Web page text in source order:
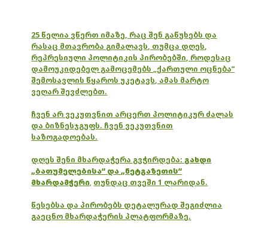
25 წელია ვწერთ იმაზე, რაც შენ გაწუხებს და
რასაც მთავრობა გიმალავს, თუმცა დღეს,
რეპრესიული პოლიტიკის პირობებში, როდესაც
დამოუკიდებელ გამოცემებს „ქართული ოცნება“
შემოსავლის წყაროს უკეტავს, ამას მარტო
ვეღარ შევძლებთ.
ჩვენ არ ვეკუთვნით არცერთ პოლიტიკურ ძალას
და ბიზნესჯგუფს. ჩვენ ვეკუთვნით
საზოგადოებას.
დღეს შენი მხარდაჭერა გვჭირდება: გახდი
„ბათუმელებისა“ და „ნეტგაზეთის“
მხარდამჭერი, თუნდაც თვეში 1 ლარიდან.
წესებსა და პირობებს დეტალურად შეგიძლია
გაეცნო მხარდაჭერის პლატფორმაზე.